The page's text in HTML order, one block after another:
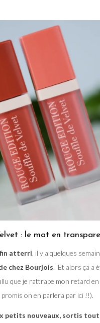
: le mat en
atterri , il y a quelques
chez Bourjois. Et alors ça a
que je rattrape mon retard
promis on en parlera par ici !!).
petits nouveaux, sortis tout